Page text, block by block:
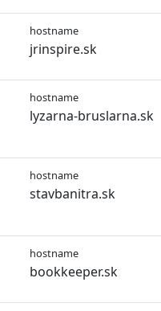
hostname
jrinspire.sk
hostname
lyzarna-bruslarna.sk
hostname
stavbanitra.sk
hostname
bookkeeper.sk